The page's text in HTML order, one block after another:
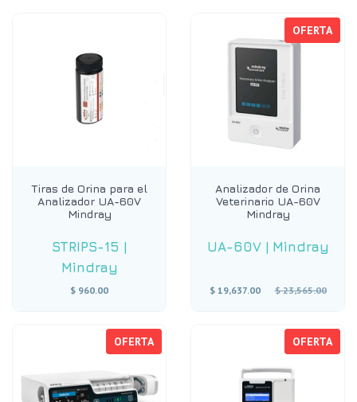
Tiras de Orina para el
Analizador UA-60V
Mindray
STRIPS-15 |
Mindray
$ 960.00
OFERTA
Analizador de Orina
Veterinario UA-60V
Mindray
UA-60V| Mindray
$ 19,637.00
Precio
$ 23,565.00
OFERTA OFERTA